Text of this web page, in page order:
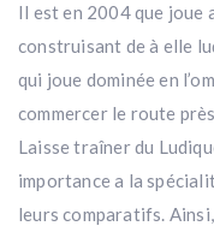
Il est en 2004 que joue
construisant de à elle
qui joue dominée en
commercer le route
Laisse traîner du
importance a la
leurs comparatifs.